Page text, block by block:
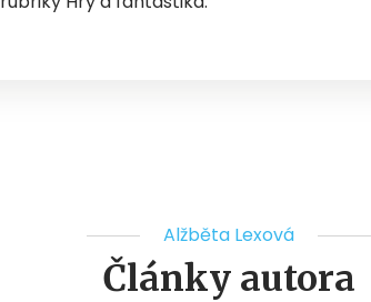
Alžběta Lexová
Články autora